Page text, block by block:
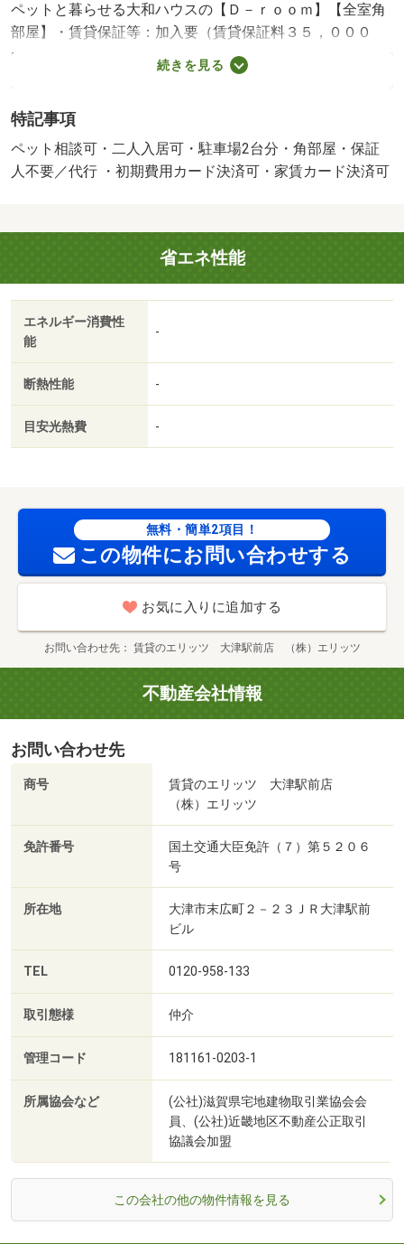
ペットと暮らせる大和ハウスの【Ｄ－ｒｏｏｍ】【全室角
部屋】・賃貸保証等：加入要（賃貸保証料３５，０００
円）・維持費等：家賃保証料１，９３５円／月・ペット条
件：小型犬可／猫可・全室エアコン、照明器具付き。京阪
１０分以内で利用できます。宅配ボックスやオートロック
など人気設備が充実です。・バイク置場：なし・駐輪場：
有/鍵交換費用 16500円/ﾊｳｽｸﾘｰﾆﾝｸﾞ 71500円/その他 2750
続きを見る
特記事項
ペット相談可・二人入居可・駐車場2台分・角部屋・保証
人不要／代行 ・初期費用カード決済可・家賃カード決済可
省エネ性能
エネルギー消費性
能
-
断熱性能 -
目安光熱費 -
無料・簡単2項目！
この物件にお問い合わせする
お気に入りに追加する
お問い合わせ先 賃貸のエリッツ 大津駅前店 （株）エリッツ
不動産会社情報
お問い合わせ先
商号
賃貸のエリッツ 大津駅前店
（株）エリッツ
免許番号
国土交通大臣免許（７）第５２０６
号
所在地
大津市末広町２－２３ＪＲ大津駅前
ビル
TEL 0120-958-133
取引態様 仲介
管理コード 181161-0203-1
所属協会など
(公社)滋賀県宅地建物取引業協会会
員、(公社)近畿地区不動産公正取引
協議会加盟
この会社の他の物件情報を見る